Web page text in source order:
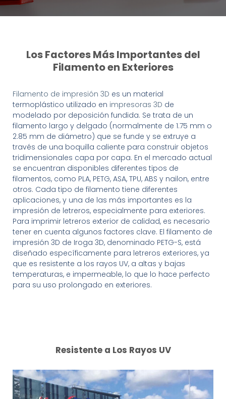
Los Factores Más Importantes del
Filamento en Exteriores
Filamento de impresión 3D es un material
termoplástico utilizado en impresoras 3D de
modelado por deposición fundida. Se trata de un
filamento largo y delgado (normalmente de 1.75 mm o
2.85 mm de diámetro) que se funde y se extruye a
través de una boquilla caliente para construir objetos
tridimensionales capa por capa. En el mercado actual
se encuentran disponibles diferentes tipos de
filamentos, como PLA, PETG, ASA, TPU, ABS y nailon, entre
otros. Cada tipo de filamento tiene diferentes
aplicaciones, y una de las más importantes es la
impresión de letreros, especialmente para exteriores.
Para imprimir letreros exterior de calidad, es necesario
tener en cuenta algunos factores clave. El filamento de
impresión 3D de Iroga 3D, denominado PETG-S, está
diseñado específicamente para letreros exteriores, ya
que es resistente a los rayos UV, a altas y bajas
temperaturas, e impermeable, lo que lo hace perfecto
para su uso prolongado en exteriores.
Resistente a Los Rayos UV